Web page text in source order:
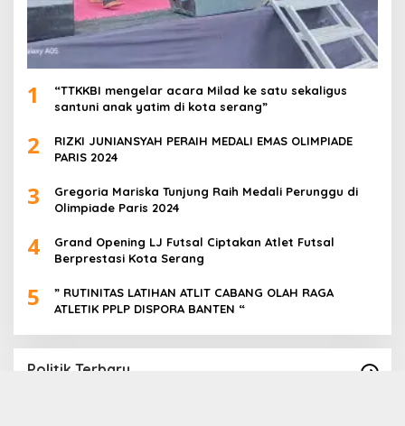
1
“TTKKBI mengelar acara Milad ke satu sekaligus
santuni anak yatim di kota serang”
2
RIZKI JUNIANSYAH PERAIH MEDALI EMAS OLIMPIADE
PARIS 2024
3
Gregoria Mariska Tunjung Raih Medali Perunggu di
Olimpiade Paris 2024
4
Grand Opening LJ Futsal Ciptakan Atlet Futsal
Berprestasi Kota Serang
5
” RUTINITAS LATIHAN ATLIT CABANG OLAH RAGA
ATLETIK PPLP DISPORA BANTEN “
Politik Terbaru